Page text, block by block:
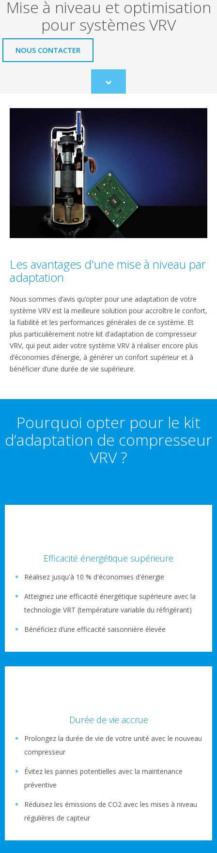
Mise à niveau et optimisation
pour systèmes VRV
NOUS CONTACTER
Scroll
to
Les avantages d'une mise à niveau par
adaptation
Nous sommes d’avis qu’opter pour une adaptation de votre
système VRV est la meilleure solution pour accroître le confort,
la fiabilité et les performances générales de ce système. Et
plus particulièrement notre kit d’adaptation de compresseur
VRV, qui peut aider votre système VRV à réaliser encore plus
d’économies d’énergie, à générer un confort supérieur et à
bénéficier d’une durée de vie supérieure.
Pourquoi opter pour le kit
d’adaptation de compresseur
VRV ?
Efficacité énergétique supérieure
Réalisez jusqu'à 10 % d'économies d'énergie
Atteignez une efficacité énergétique supérieure avec la
technologie VRT (température variable du réfrigérant)
Bénéficiez d’une efficacité saisonnière élevée
Durée de vie accrue
Prolongez la durée de vie de votre unité avec le nouveau
compresseur
Évitez les pannes potentielles avec la maintenance
préventive
Réduisez les émissions de CO2 avec les mises à niveau
régulières de capteur